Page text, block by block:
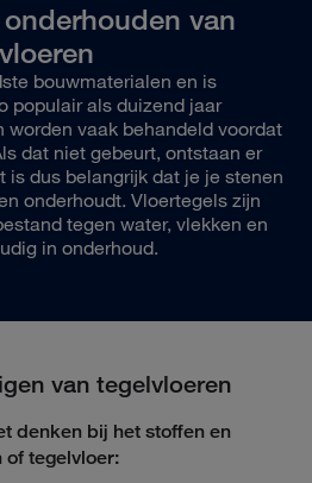
van
bouwmaterialen en is
populair als duizend jaar
worden vaak behandeld voordat
dat niet gebeurt, ontstaan er
is dus belangrijk dat je je stenen
onderhoudt. Vloertegels zijn
tegen water, vlekken en
in onderhoud.
van tegelvloeren
denken bij het stoffen en
of tegelvloer: